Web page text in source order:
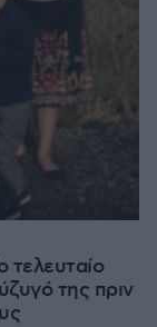
τελευταίο
της πριν